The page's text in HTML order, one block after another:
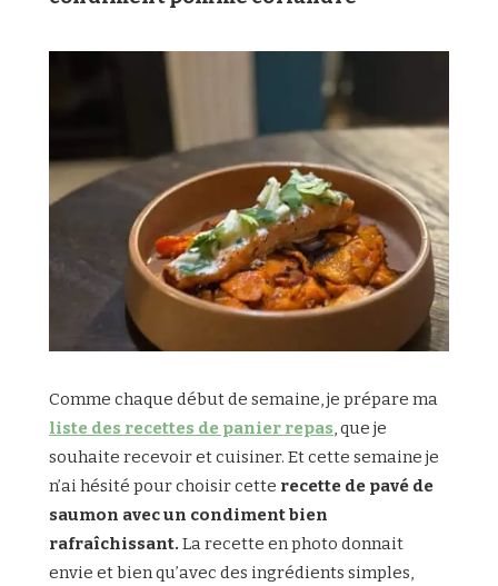
Comme chaque début de semaine, je prépare ma
liste des recettes de panier repas, que je
souhaite recevoir et cuisiner. Et cette semaine je
n’ai hésité pour choisir cette recette de pavé de
saumon avec un condiment bien
rafraîchissant. La recette en photo donnait
envie et bien qu’avec des ingrédients simples,